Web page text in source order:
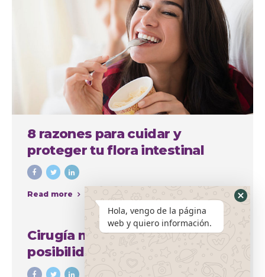
8 razones para cuidar y
proteger tu flora intestinal
Read more
Cirugía mamaria y sus amplias
posibilidades para mejorar el
aspecto del busto
Hola, vengo de la página
web y quiero información.